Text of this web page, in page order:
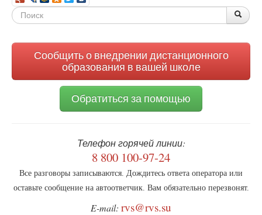
Форма
Сообщить о внедрении дистанционного
образования в вашей школе
Обратиться за помощью
Телефон горячей линии:
8 800 100-97-24
Все разговоры записываются. Дождитесь ответа оператора или
оставьте сообщение на автоответчик. Вам обязательно перезвонят.
E-mail: rvs@rvs.su